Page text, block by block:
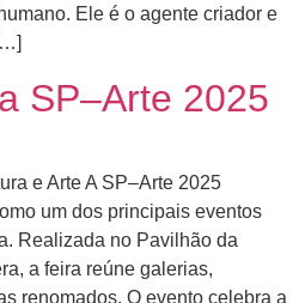
Ele é o agente criador e
SP–Arte 2025
e Arte A SP–Arte 2025
um dos principais eventos
Realizada no Pavilhão da
a feira reúne galerias,
renomados. O evento celebra a